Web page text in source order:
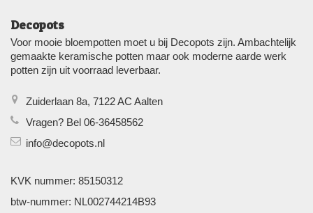
Decopots
Voor mooie bloempotten moet u bij Decopots zijn. Ambachtelijk
gemaakte keramische potten maar ook moderne aarde werk
potten zijn uit voorraad leverbaar.
Zuiderlaan 8a, 7122 AC Aalten
Vragen? Bel 06-36458562
info@decopots.nl
KVK nummer: 85150312
btw-nummer: NL002744214B93